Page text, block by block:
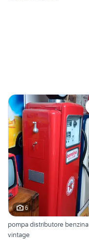
6
pompa distributore benzina
vintage